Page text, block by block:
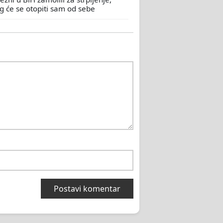
će se otopiti sam od sebe